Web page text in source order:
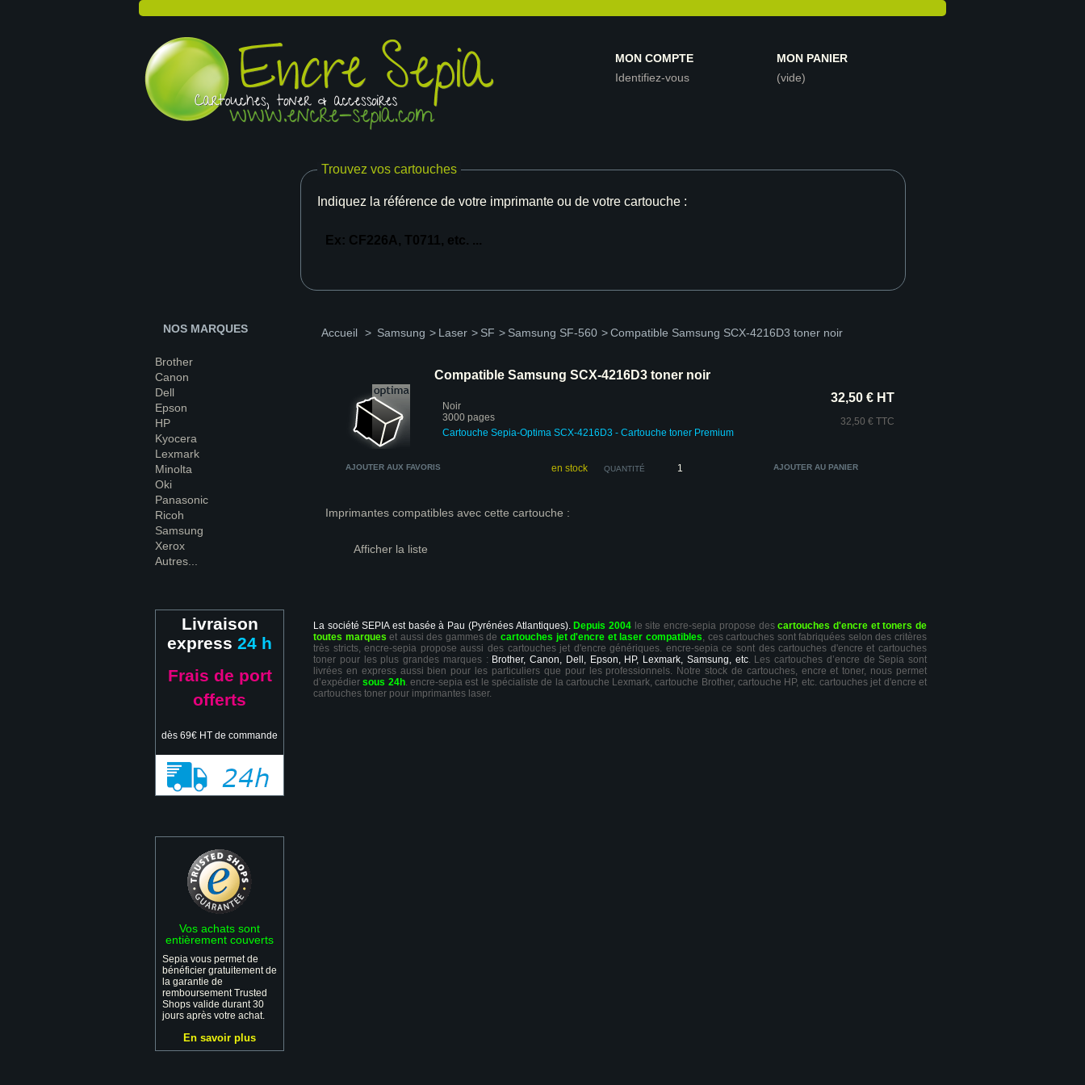
MON COMPTE
Identifiez-vous
MON PANIER
(vide)
Trouvez vos cartouches
Indiquez la référence de votre imprimante ou de votre cartouche :
NOS MARQUES
Brother
Canon
Dell
Epson
HP
Kyocera
Lexmark
Minolta
Oki
Panasonic
Ricoh
Samsung
Xerox
Autres...
Livraison
express 24 h
Frais de port
offerts
dès 69€ HT de commande
Vos achats sont
entièrement couverts
Sepia vous permet de
bénéficier gratuitement de
la garantie de
remboursement Trusted
Shops valide durant 30
jours après votre achat.
En savoir plus
Accueil > Samsung > Laser > SF > Samsung SF-560 >Compatible Samsung SCX-4216D3 toner noir
Compatible Samsung SCX-4216D3 toner noir
Noir
3000 pages
Cartouche Sepia-Optima SCX-4216D3 - Cartouche toner Premium
32,50 € HT
32,50 € TTC
AJOUTER AUX FAVORIS en stock QUANTITÉ
Imprimantes compatibles avec cette cartouche :
Afficher la liste
La société SEPIA est basée à Pau (Pyrénées Atlantiques). Depuis 2004 le site encre-sepia propose descartouches d'encre et toners de
toutes marques et aussi des gammes decartouches jet d'encre et laser compatibles, ces cartouches sont fabriquées selon des critères
très stricts, encre-sepia propose aussi des cartouches jet d'encre génériques. encre-sepia ce sont des cartouches d'encre et cartouches
toner pour les plus grandes marques : Brother, Canon, Dell, Epson, HP, Lexmark, Samsung, etc. Les cartouches d’encre de Sepia sont
livrées en express aussi bien pour les particuliers que pour les professionnels. Notre stock de cartouches, encre et toner, nous permet
d’expédiersous 24h. encre-sepia est le spécialiste de la cartouche Lexmark, cartouche Brother, cartouche HP, etc. cartouches jet d'encre et
cartouches toner pour imprimantes laser.